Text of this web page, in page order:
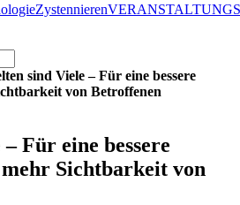
Zystennieren
sind Viele – Für eine bessere
von Betroffenen
Für eine bessere
Sichtbarkeit von